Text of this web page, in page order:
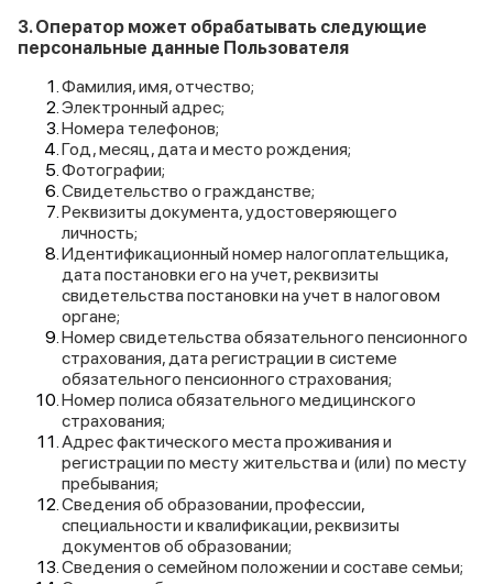
3. Оператор может обрабатывать следующие
персональные данные Пользователя
Фамилия, имя, отчество;
Электронный адрес;
Номера телефонов;
Год, месяц, дата и место рождения;
Фотографии;
Свидетельство о гражданстве;
Реквизиты документа, удостоверяющего
личность;
Идентификационный номер налогоплательщика,
дата постановки его на учет, реквизиты
свидетельства постановки на учет в налоговом
органе;
Номер свидетельства обязательного пенсионного
страхования, дата регистрации в системе
обязательного пенсионного страхования;
Номер полиса обязательного медицинского
страхования;
Адрес фактического места проживания и
регистрации по месту жительства и (или) по месту
пребывания;
Сведения об образовании, профессии,
специальности и квалификации, реквизиты
документов об образовании;
Сведения о семейном положении и составе семьи;